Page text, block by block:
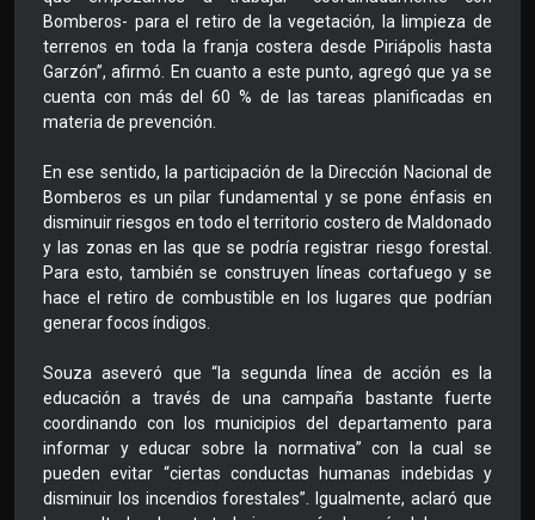
Bomberos- para el retiro de la vegetación, la limpieza de
terrenos en toda la franja costera desde Piriápolis hasta
Garzón”, afirmó. En cuanto a este punto, agregó que ya se
cuenta con más del 60 % de las tareas planificadas en
materia de prevención.
En ese sentido, la participación de la Dirección Nacional de
Bomberos es un pilar fundamental y se pone énfasis en
disminuir riesgos en todo el territorio costero de Maldonado
y las zonas en las que se podría registrar riesgo forestal.
Para esto, también se construyen líneas cortafuego y se
hace el retiro de combustible en los lugares que podrían
generar focos índigos.
Souza aseveró que “la segunda línea de acción es la
educación a través de una campaña bastante fuerte
coordinando con los municipios del departamento para
informar y educar sobre la normativa” con la cual se
pueden evitar “ciertas conductas humanas indebidas y
disminuir los incendios forestales”. Igualmente, aclaró que